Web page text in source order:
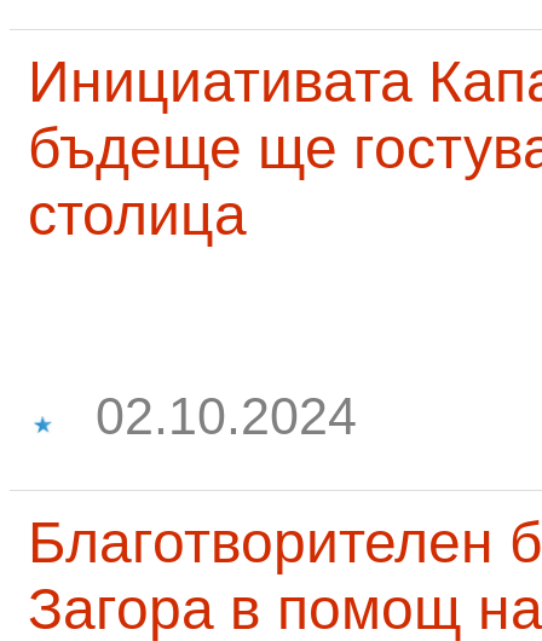
Инициативата
бъдеще ще
столица
02.10.2024
Благотворителен
Загора в помощ